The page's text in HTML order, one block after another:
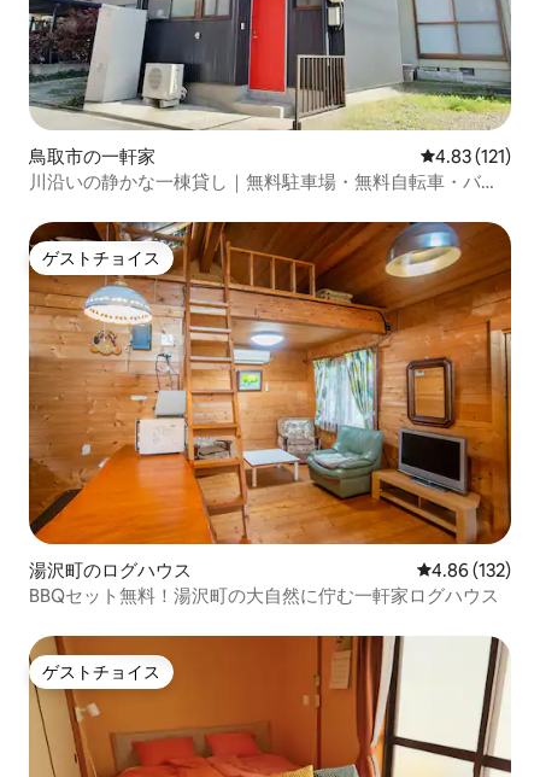
鳥取市の一軒家 レビュー121
4.83 (121)
川沿いの静かな一棟貸し｜無料駐車場・無料自転車・バス
ゲストチョイス
ゲストチョイス
湯沢町のログハウス レビュー132
4.86 (132)
BBQセット無料！湯沢町の大自然に佇む一軒家ログハウス
ゲストチョイス
ゲストチョイス